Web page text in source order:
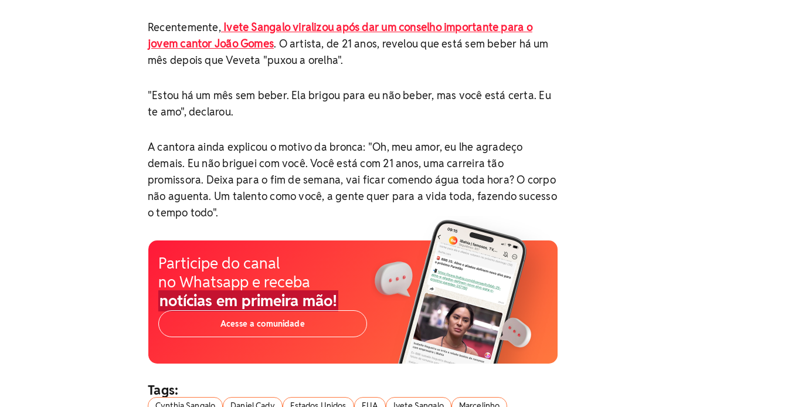
Recentemente,Ivete Sangalo viralizou após dar um conselho importante para o
jovem cantor João Gomes. O artista, de 21 anos, revelou que está sem beber há um
mês depois que Veveta "puxou a orelha".
"Estou há um mês sem beber. Ela brigou para eu não beber, mas você está certa. Eu
te amo", declarou.
A cantora ainda explicou o motivo da bronca: "Oh, meu amor, eu lhe agradeço
demais. Eu não briguei com você. Você está com 21 anos, uma carreira tão
promissora. Deixa para o fim de semana, vai ficar comendo água toda hora? O corpo
não aguenta. Um talento como você, a gente quer para a vida toda, fazendo sucesso
o tempo todo".
Participe do canal
no Whatsapp e receba
notícias em primeira mão!
Acesse a comunidade
Tags: